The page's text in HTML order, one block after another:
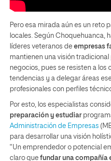
Pero esa mirada aún es un reto
locales. Según Choquehuanca,
líderes veteranos de empresas
mantienen una visión tradicional
negocios, pues se resisten a los
tendencias y a delegar áreas
profesionales con perfiles
Por esto, los especialistas
preparación y estudiar
Administración de Empresas
para desarrollar una visión
“Un emprendedor o potencial
claro que fundar una compañía